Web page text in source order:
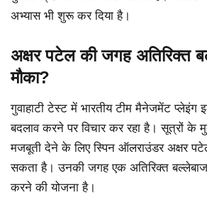
अभ्यास भी शुरू कर दिया है।
अक्षर पटेल की जगह अतिरिक्त
मौका?
गुवाहाटी टेस्ट में भारतीय टीम मैनेजमेंट
बदलाव करने पर विचार कर रहा है। सूत्रों के
मजबूती देने के लिए स्पिन ऑलराउंडर अक्षर
सकता है। उनकी जगह एक अतिरिक्त
करने की योजना है।